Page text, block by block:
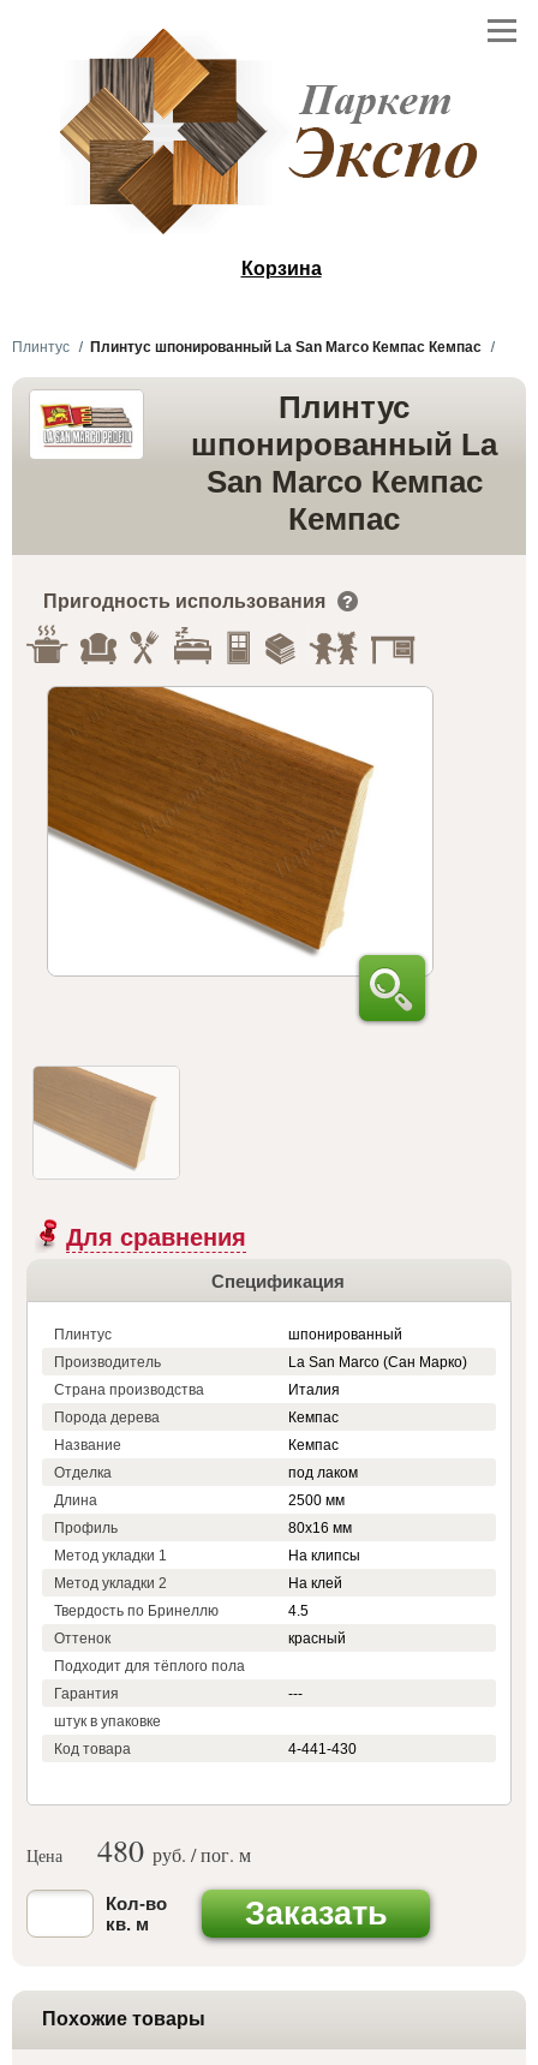
Корзина
Плинтус Плинтус шпонированный La San Marco Кемпас Кемпас
Плинтус
шпонированный La
San Marco Кемпас
Кемпас
Пригодность использования
Для сравнения
Спецификация
Плинтус
шпонированный
Производитель
La San Marco (Сан Марко)
Страна производства
Италия
Порода дерева
Кемпас
Название
Кемпас
Отделка
под лаком
Длина
2500 мм
Профиль
80x16 мм
Метод укладки 1
На клипсы
Метод укладки 2
На клей
Твердость по Бринеллю
4.5
Оттенок
красный
Подходит для тёплого пола
Гарантия
---
штук в упаковке
Код товара
4-441-430
Цена 480 руб. / пог. м
Кол-во
кв. м
Заказать
Похожие товары